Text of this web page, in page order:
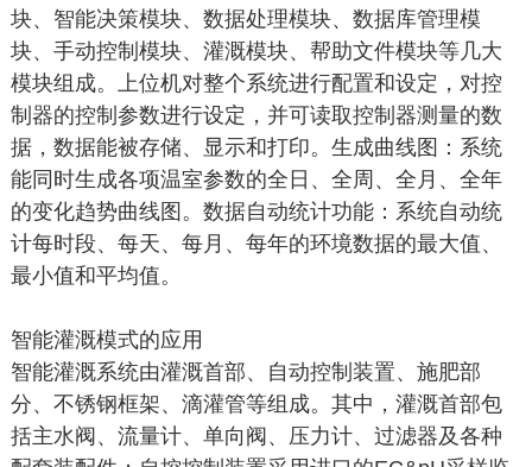
块、智能决策模块、数据处理模块、数据库管理模
块、手动控制模块、灌溉模块、帮助文件模块等几大
模块组成。上位机对整个系统进行配置和设定，对控
制器的控制参数进行设定，并可读取控制器测量的数
据，数据能被存储、显示和打印。生成曲线图：系统
能同时生成各项温室参数的全日、全周、全月、全年
的变化趋势曲线图。数据自动统计功能：系统自动统
计每时段、每天、每月、每年的环境数据的最大值、
最小值和平均值。
智能灌溉模式的应用
智能灌溉系统由灌溉首部、自动控制装置、施肥部
分、不锈钢框架、滴灌管等组成。其中，灌溉首部包
括主水阀、流量计、单向阀、压力计、过滤器及各种